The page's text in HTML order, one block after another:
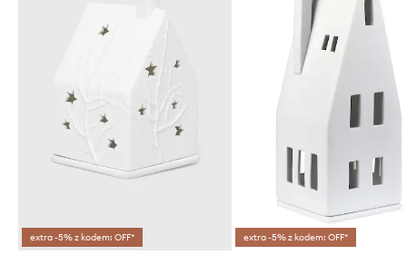
extra -5% z kodem: OFF* extra -5% z kodem: OFF*